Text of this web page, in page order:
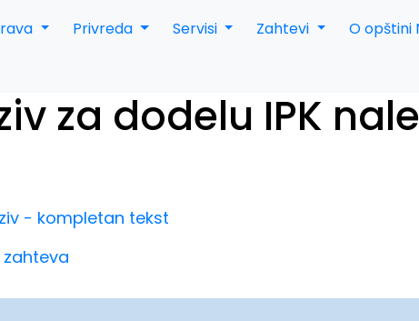
Privreda Servisi Zahtevi O opštini
za dodelu IPK
- kompletan tekst